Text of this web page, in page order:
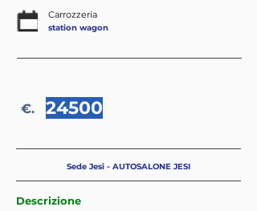
Carrozzeria
station wagon
€. 24500
Sede Jesi - AUTOSALONE JESI
Descrizione